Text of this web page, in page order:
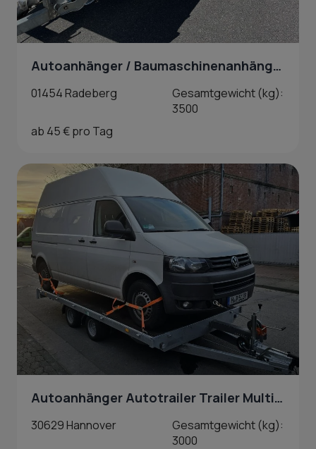
Autoanhänger / Baumaschinenanhänger in Radeberg
01454 Radeberg
Gesamtgewicht (kg):
3500
ab 45 € pro Tag
Autoanhänger Autotrailer Trailer Multitrailer mit Seilwinde in Hannover
30629 Hannover
Gesamtgewicht (kg):
3000